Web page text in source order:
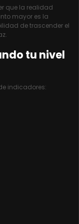
que la realidad
mayor es la
de trascender el
tu nivel
indicadores: